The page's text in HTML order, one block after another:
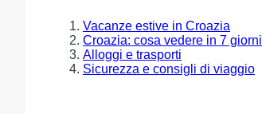
Vacanze estive in Croazia
Croazia: cosa vedere in 7 giorni
Alloggi e trasporti
Sicurezza e consigli di viaggio